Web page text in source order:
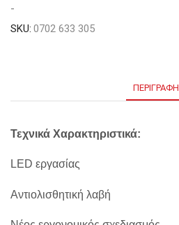
-
SKU: 0702 633 305
ΠΕΡΙΓΡΑΦΉ
Τεχνικά Χαρακτηριστικά:
LED εργασίας
Αντιολισθητική λαβή